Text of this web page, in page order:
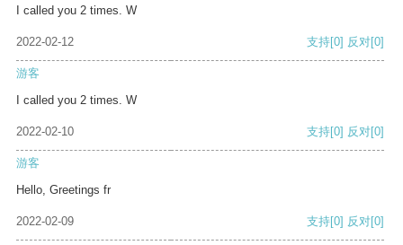
I called you 2 times. W
2022-02-12 支持[0] 反对[0]
游客
I called you 2 times. W
2022-02-10 支持[0] 反对[0]
游客
Hello, Greetings fr
2022-02-09 支持[0] 反对[0]